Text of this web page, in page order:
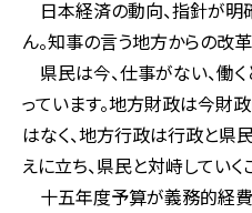
日本経済の動向、指針が明
ん。知事の言う地方からの改
県民は今、仕事がない、働
っています。地方財政は今財
はなく、地方行政は行政と県
えに立ち、県民と対峙してい
十五年度予算が義務的経費